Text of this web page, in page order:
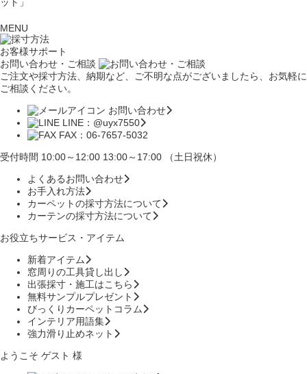
MENU
お客様サポート
お問い合わせ・ご相談
ご注文や採寸方法、納期など、ご不明な点がございましたら、お気軽に
ご相談ください。
お問い合わせ
LINE：@uyx7550
FAX：06-7657-5032
受付時間 10:00～12:00 13:00～17:00 （土日祝休）
よくあるお問い合わせ
お手入れ方法
カーペットの採寸方法について
カーテンの採寸方法について
お役立ちサービス・アイテム
新着アイテム
窓周りの工具貸し出し
出張採寸・施工はこちら
無料サンプルプレゼント
びっくりカーペットコラム
インテリア用語集
強力滑り止めネット
ようこそ ゲスト 様